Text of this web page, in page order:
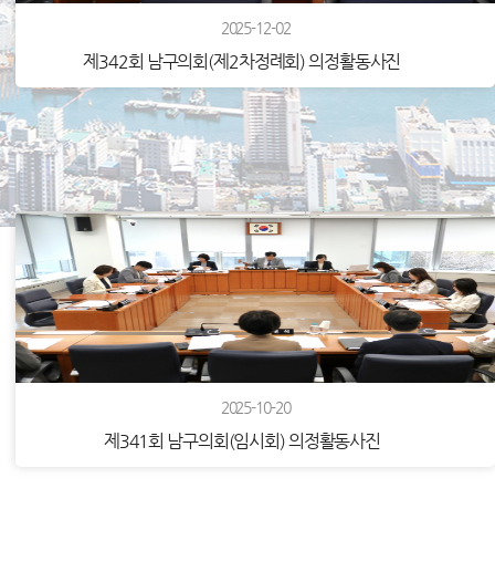
2025-12-02
제342회 남구의회(제2차정례회) 의정활동사진
2025-10-20
제341회 남구의회(임시회) 의정활동사진